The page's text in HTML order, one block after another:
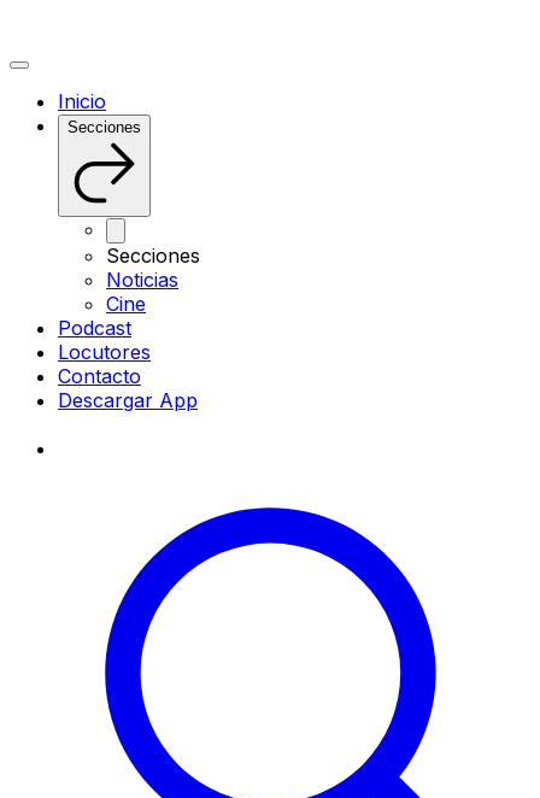
Inicio
Secciones
Secciones
Noticias
Cine
Podcast
Locutores
Contacto
Descargar App